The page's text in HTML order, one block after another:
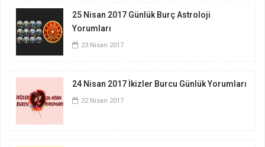
25 Nisan 2017 Günlük Burç Astroloji
Yorumları
23 Nisan 2017
24 Nisan 2017 İkizler Burcu Günlük Yorumları
22 Nisan 2017